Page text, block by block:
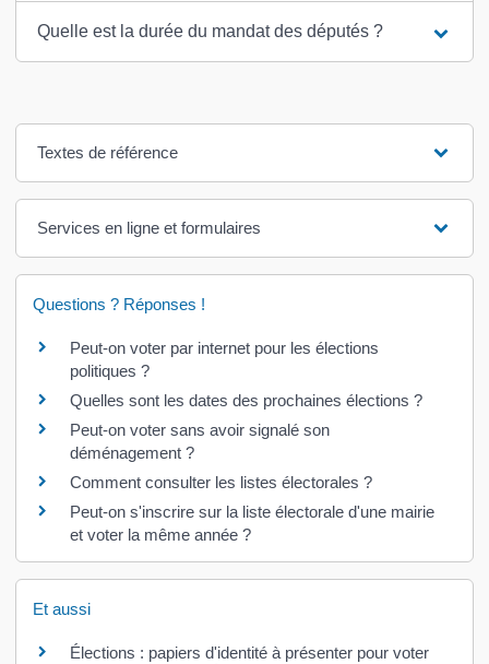
Quelle est la durée du mandat des députés ?
Textes de référence
Services en ligne et formulaires
Questions ? Réponses !
Peut-on voter par internet pour les élections
politiques ?
Quelles sont les dates des prochaines élections ?
Peut-on voter sans avoir signalé son
déménagement ?
Comment consulter les listes électorales ?
Peut-on s'inscrire sur la liste électorale d'une mairie
et voter la même année ?
Et aussi
Élections : papiers d'identité à présenter pour voter